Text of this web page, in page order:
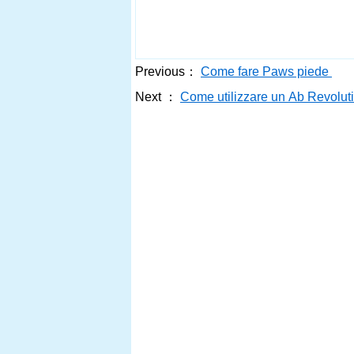
Previous：
Come fare Paws piede
Next ：
Come utilizzare un Ab